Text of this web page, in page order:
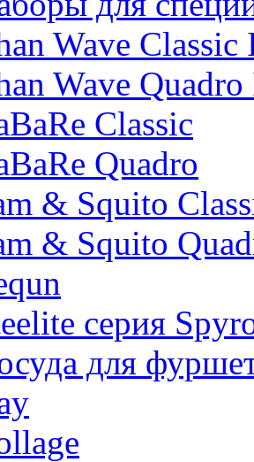
Wave
Wave
Classic
Quadro
& Squito
& Squito
серия
для